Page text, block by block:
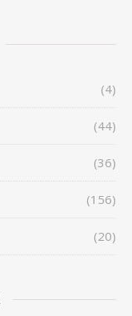
(4)
(44)
(36)
(156)
(20)